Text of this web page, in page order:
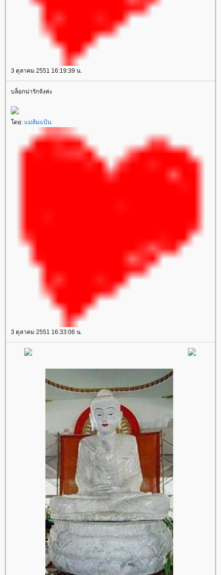
3 ตุลาคม 2551 16:19:39 น.
บล็อกน่ารักจังค่ะ
ดย: ม่ส้มแป้น
3 ตุลาคม 2551 16:33:06 น.